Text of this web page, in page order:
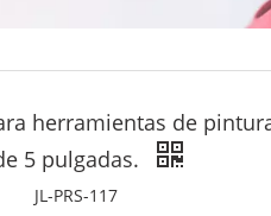
herramientas de
5 pulgadas.
JL-PRS-117